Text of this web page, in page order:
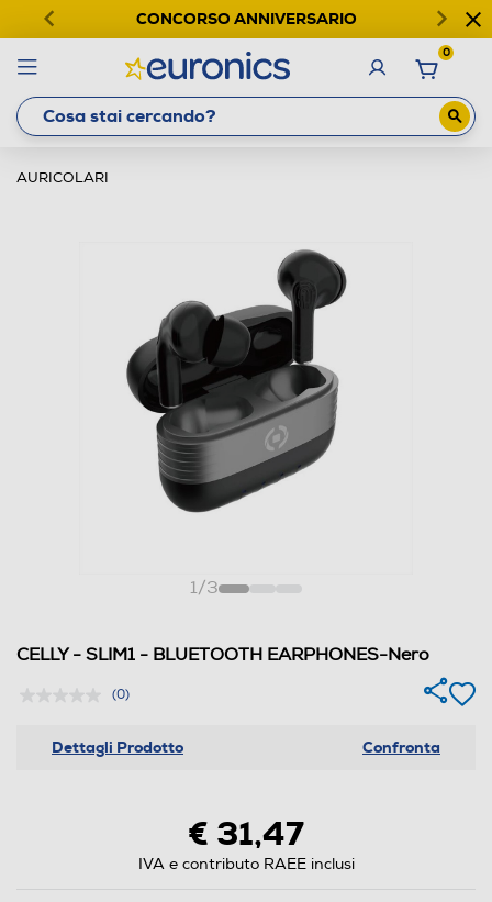
CONCORSO ANNIVERSARIO
0
AURICOLARI
1/3
CELLY - SLIM1 - BLUETOOTH EARPHONES-Nero
(0)
Dettagli Prodotto Confronta
€ 31,47
IVA e contributo RAEE inclusi